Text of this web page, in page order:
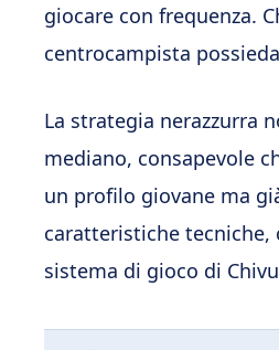
giocare con frequenza.
centrocampista
La strategia nerazzurra
mediano, consapevole
un profilo giovane ma
caratteristiche tecniche,
sistema di gioco di